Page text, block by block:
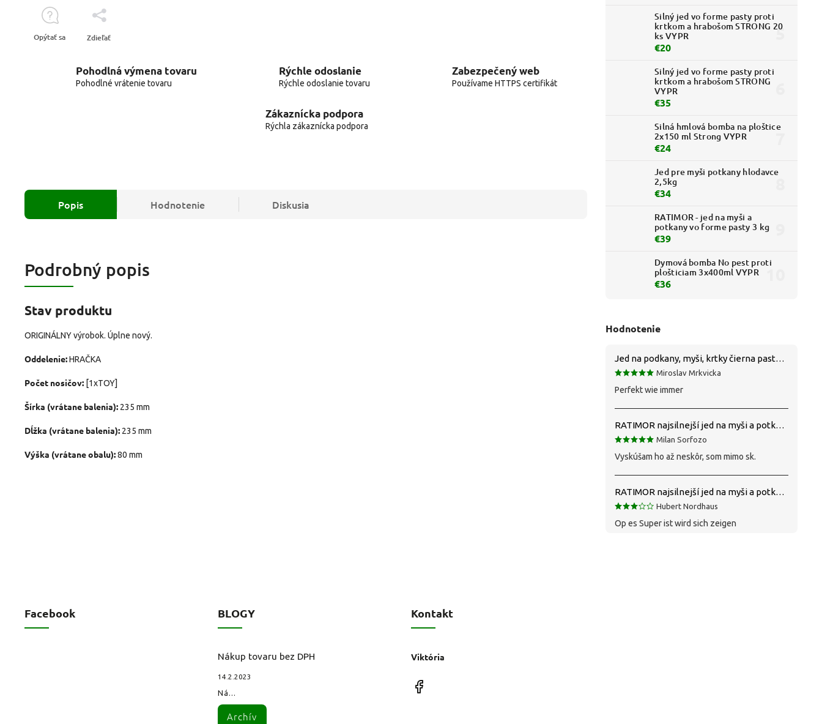
Silný jed vo forme pasty proti
krtkom a hrabošom STRONG 20
ks VYPR
€20
Silný jed vo forme pasty proti
krtkom a hrabošom STRONG
VYPR
€35
Silná hmlová bomba na ploštice
2x150 ml Strong VYPR
€24
Jed pre myši potkany hlodavce
2,5kg
€34
RATIMOR - jed na myši a
potkany vo forme pasty 3 kg
€39
Dymová bomba No pest proti
plošticiam 3x400ml VYPR
€36
Hodnotenie
Jed na podkany, myši, krtky čierna pasta silná 1 kg VYPR
Miroslav Mrkvicka
Perfekt wie immer
RATIMOR najsilnejší jed na myši a potkany
Milan Sorfozo
Vyskúšam ho až neskôr, som mimo sk.
RATIMOR najsilnejší jed na myši a potkany
Hubert Nordhaus
Op es Super ist wird sich zeigen
Opýtať sa Zdieľať
Pohodlná výmena tovaru
Pohodlné vrátenie tovaru
Rýchle odoslanie
Rýchle odoslanie tovaru
Zabezpečený web
Používame HTTPS certifikát
Zákaznícka podpora
Rýchla zákaznícka podpora
Popis Hodnotenie Diskusia
Podrobný popis
Stav produktu
ORIGINÁLNY výrobok. Úplne nový.
Oddelenie:HRAČKA
Počet nosičov: [1xTOY]
Šírka (vrátane balenia): 235 mm
Dĺžka (vrátane balenia): 235 mm
Výška (vrátane obalu):80 mm
Facebook BLOGY
Nákup tovaru bez DPH
14.2.2023
Ná...
Archív
Kontakt
Viktória